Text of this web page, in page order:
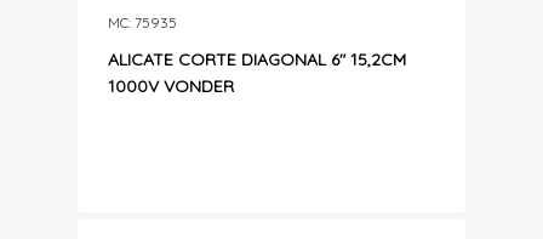
ALICATE CORTE DIAGONAL 6″ 15,2CM
1000V VONDER
MC: 75935